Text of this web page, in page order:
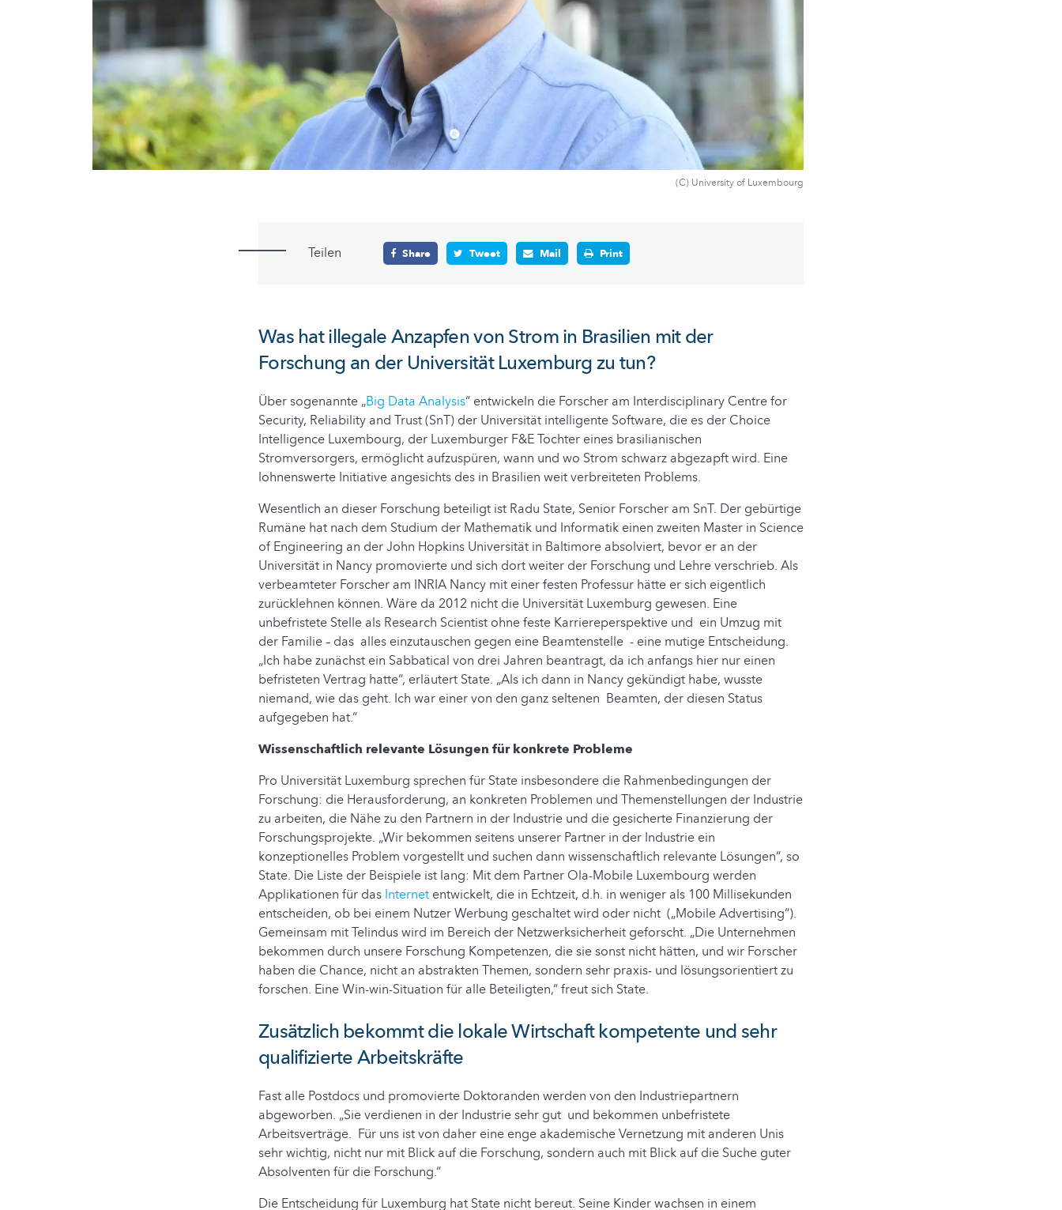
(C) University of Luxembourg
Teilen Share Tweet Mail Print
Was hat illegale Anzapfen von Strom in Brasilien mit der
Forschung an der Universität Luxemburg zu tun?
Über sogenannte „Big Data Analysis“ entwickeln die Forscher am Interdisciplinary Centre for
Security, Reliability and Trust (SnT) der Universität intelligente Software, die es der Choice
Intelligence Luxembourg, der Luxemburger F&E Tochter eines brasilianischen
Stromversorgers, ermöglicht aufzuspüren, wann und wo Strom schwarz abgezapft wird. Eine
lohnenswerte Initiative angesichts des in Brasilien weit verbreiteten Problems.
Wesentlich an dieser Forschung beteiligt ist Radu State, Senior Forscher am SnT. Der gebürtige
Rumäne hat nach dem Studium der Mathematik und Informatik einen zweiten Master in Science
of Engineering an der John Hopkins Universität in Baltimore absolviert, bevor er an der
Universität in Nancy promovierte und sich dort weiter der Forschung und Lehre verschrieb. Als
verbeamteter Forscher am INRIA Nancy mit einer festen Professur hätte er sich eigentlich
zurücklehnen können. Wäre da 2012 nicht die Universität Luxemburg gewesen. Eine
unbefristete Stelle als Research Scientist ohne feste Karriereperspektive und ein Umzug mit
der Familie – das alles einzutauschen gegen eine Beamtenstelle - eine mutige Entscheidung.
„Ich habe zunächst ein Sabbatical von drei Jahren beantragt, da ich anfangs hier nur einen
befristeten Vertrag hatte“, erläutert State. „Als ich dann in Nancy gekündigt habe, wusste
niemand, wie das geht. Ich war einer von den ganz seltenen Beamten, der diesen Status
aufgegeben hat.“
Wissenschaftlich relevante Lösungen für konkrete Probleme
Pro Universität Luxemburg sprechen für State insbesondere die Rahmenbedingungen der
Forschung: die Herausforderung, an konkreten Problemen und Themenstellungen der Industrie
zu arbeiten, die Nähe zu den Partnern in der Industrie und die gesicherte Finanzierung der
Forschungsprojekte. „Wir bekommen seitens unserer Partner in der Industrie ein
konzeptionelles Problem vorgestellt und suchen dann wissenschaftlich relevante Lösungen“, so
State. Die Liste der Beispiele ist lang: Mit dem Partner Ola-Mobile Luxembourg werden
Applikationen für das Internet entwickelt, die in Echtzeit, d.h. in weniger als 100 Millisekunden
entscheiden, ob bei einem Nutzer Werbung geschaltet wird oder nicht („Mobile Advertising“).
Gemeinsam mit Telindus wird im Bereich der Netzwerksicherheit geforscht. „Die Unternehmen
bekommen durch unsere Forschung Kompetenzen, die sie sonst nicht hätten, und wir Forscher
haben die Chance, nicht an abstrakten Themen, sondern sehr praxis- und lösungsorientiert zu
forschen. Eine Win-win-Situation für alle Beteiligten,“ freut sich State.
Zusätzlich bekommt die lokale Wirtschaft kompetente und sehr
qualifizierte Arbeitskräfte
Fast alle Postdocs und promovierte Doktoranden werden von den Industriepartnern
abgeworben. „Sie verdienen in der Industrie sehr gut und bekommen unbefristete
Arbeitsverträge. Für uns ist von daher eine enge akademische Vernetzung mit anderen Unis
sehr wichtig, nicht nur mit Blick auf die Forschung, sondern auch mit Blick auf die Suche guter
Absolventen für die Forschung.“
Die Entscheidung für Luxemburg hat State nicht bereut. Seine Kinder wachsen in einem